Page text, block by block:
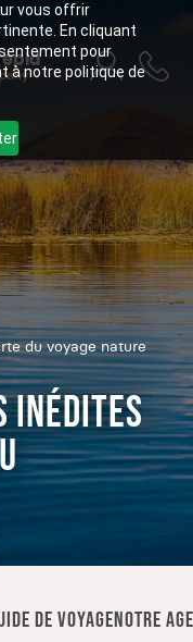
vous offrir
En cliquant
pour
à notre politique de
du voyage nature
INÉDITES
DE VOYAGENOTRE